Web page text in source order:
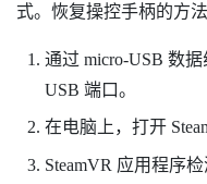
式。恢复操控手柄的方法
通过 micro-USB 数
USB 端口。
在电脑上，打开
SteamVR 应用程序